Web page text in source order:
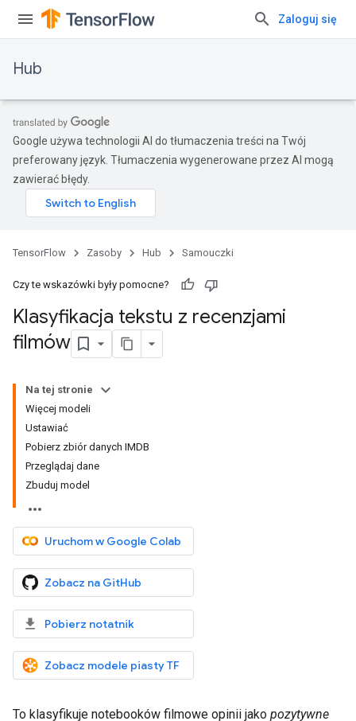
Zaloguj się
Hub
Google używa technologii AI do tłumaczenia treści na Twój
preferowany język. Tłumaczenia wygenerowane przez AI mogą
zawierać błędy.
TensorFlow Zasoby Hub Samouczki
Czy te wskazówki były pomocne?
Klasyfikacja tekstu z recenzjami
filmów
Na tej stronie
Więcej modeli
Ustawiać
Pobierz zbiór danych IMDB
Przeglądaj dane
Zbuduj model
Uruchom w Google Colab
Zobacz na GitHub
Pobierz notatnik
Zobacz modele piasty TF
To klasyfikuje notebooków filmowe opinii jako pozytywne